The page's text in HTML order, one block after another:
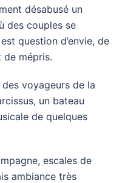
désabusé un
des couples se
question d’envie, de
de mépris.
voyageurs de la
un bateau
de quelques
escales de
ambiance très